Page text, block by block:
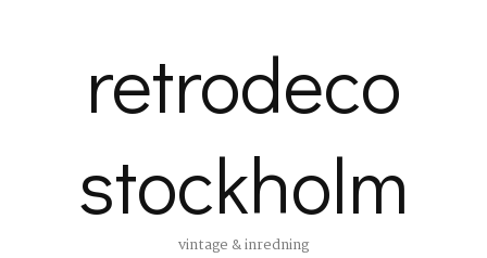
retrodeco
stockholm
vintage & inredning